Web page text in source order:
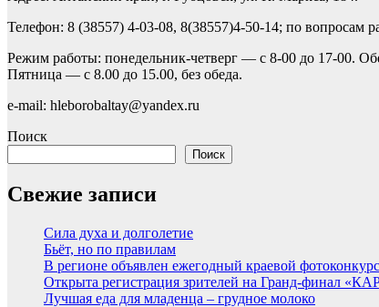
Телефон: 8 (38557) 4-03-08, 8(38557)4-50-14; по вопросам
Режим работы: понедельник-четверг — с 8-00 до 17-00.
Пятница — с 8.00 до 15.00, без обеда.
e-mail: hleborobaltay@yandex.ru
Поиск
Поиск
Свежие записи
Сила духа и долголетие
Бьёт, но по правилам
В регионе объявлен ежегодный краевой
Открыта регистрация зрителей на Гранд-финал
Лучшая еда для младенца – грудное молоко